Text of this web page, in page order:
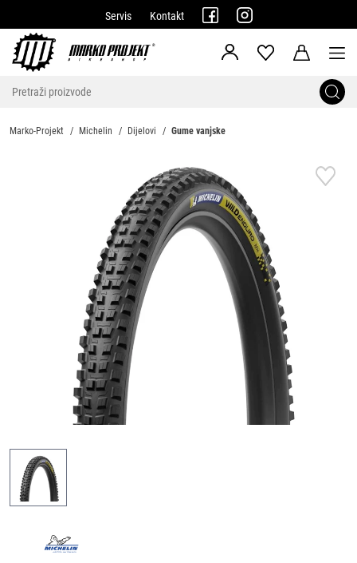
Servis Kontakt
Marko-Projekt Michelin Dijelovi Gume vanjske